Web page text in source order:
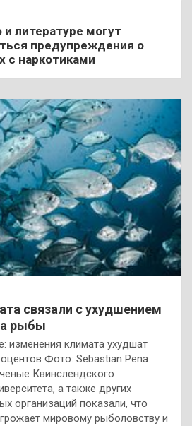
и литературе могут
предупреждения о
с наркотиками
связали с ухудшением
рыбы
изменения климата ухудшат
Фото: Sebastian Pena
Квинслендского
а также других
организаций показали, что
мировому рыболовству и